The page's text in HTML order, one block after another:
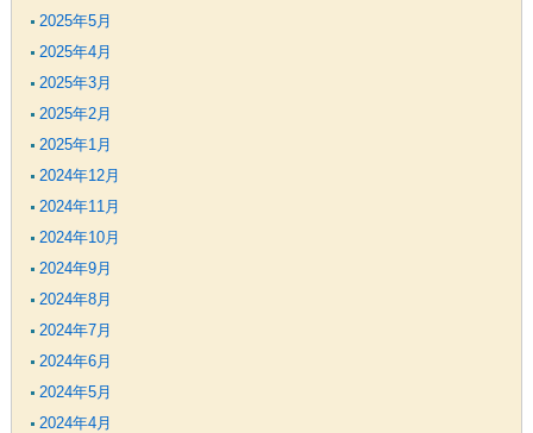
2025年5月
2025年4月
2025年3月
2025年2月
2025年1月
2024年12月
2024年11月
2024年10月
2024年9月
2024年8月
2024年7月
2024年6月
2024年5月
2024年4月